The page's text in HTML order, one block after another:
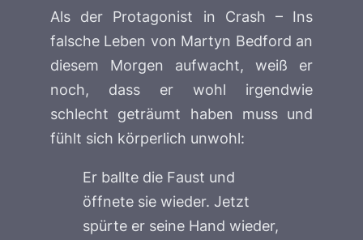
Als der Protagonist in Crash – Ins
falsche Leben von Martyn Bedford an
diesem Morgen aufwacht, weiß er
noch, dass er wohl irgendwie
schlecht geträumt haben muss und
fühlt sich körperlich unwohl:
Er ballte die Faust und
öffnete sie wieder. Jetzt
spürte er seine Hand wieder,